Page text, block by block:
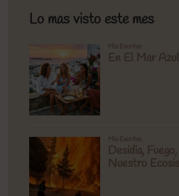
Lo mas visto este mes